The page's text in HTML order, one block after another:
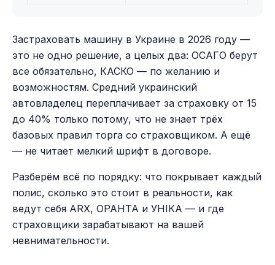
Застраховать машину в Украине в 2026 году —
это не одно решение, а целых два: ОСАГО берут
все обязательно, КАСКО — по желанию и
возможностям. Средний украинский
автовладелец переплачивает за страховку от 15
до 40% только потому, что не знает трёх
базовых правил торга со страховщиком. А ещё
— не читает мелкий шрифт в договоре.
Разберём всё по порядку: что покрывает каждый
полис, сколько это стоит в реальности, как
ведут себя ARX, ОРАНТА и УНІКА — и где
страховщики зарабатывают на вашей
невнимательности.